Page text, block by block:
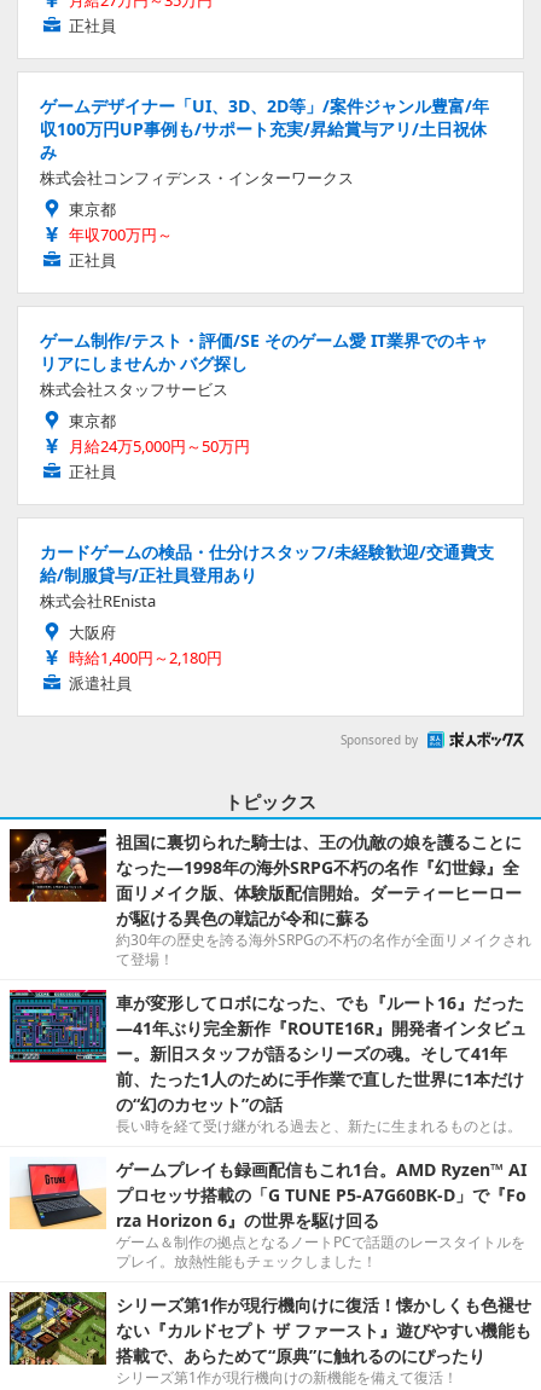
正社員
ゲームデザイナー「UI、3D、2D等」/案件ジャンル豊富/年
収100万円UP事例も/サポート充実/昇給賞与アリ/土日祝休
み
株式会社コンフィデンス・インターワークス
東京都
年収700万円～
正社員
ゲーム制作/テスト・評価/SE そのゲーム愛 IT業界でのキャ
リアにしませんか バグ探し
株式会社スタッフサービス
東京都
月給24万5,000円～50万円
正社員
カードゲームの検品・仕分けスタッフ/未経験歓迎/交通費支
給/制服貸与/正社員登用あり
株式会社REnista
大阪府
時給1,400円～2,180円
派遣社員
Sponsored by
トピックス
祖国に裏切られた騎士は、王の仇敵の娘を護ることに
なった―1998年の海外SRPG不朽の名作『幻世録』全
面リメイク版、体験版配信開始。ダーティーヒーロー
が駆ける異色の戦記が令和に蘇る
約30年の歴史を誇る海外SRPGの不朽の名作が全面リメイクされ
て登場！
車が変形してロボになった、でも『ルート16』だった
―41年ぶり完全新作『ROUTE16R』開発者インタビュ
ー。新旧スタッフが語るシリーズの魂。そして41年
前、たった1人のために手作業で直した世界に1本だけ
の“幻のカセット”の話
長い時を経て受け継がれる過去と、新たに生まれるものとは。
ゲームプレイも録画配信もこれ1台。AMD Ryzen™ AI
プロセッサ搭載の「G TUNE P5-A7G60BK-D」で『Fo
rza Horizon 6』の世界を駆け回る
ゲーム＆制作の拠点となるノートPCで話題のレースタイトルを
プレイ。放熱性能もチェックしました！
シリーズ第1作が現行機向けに復活！懐かしくも色褪せ
ない『カルドセプト ザ ファースト』遊びやすい機能も
搭載で、あらためて“原典”に触れるのにぴったり
シリーズ第1作が現行機向けの新機能を備えて復活！